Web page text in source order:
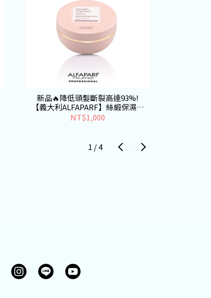
新品🔥降低頭髮斷裂高達93%!
【義大利ALFAPARF】絲緞保濕髮
膜
NT$1,000
1 /4